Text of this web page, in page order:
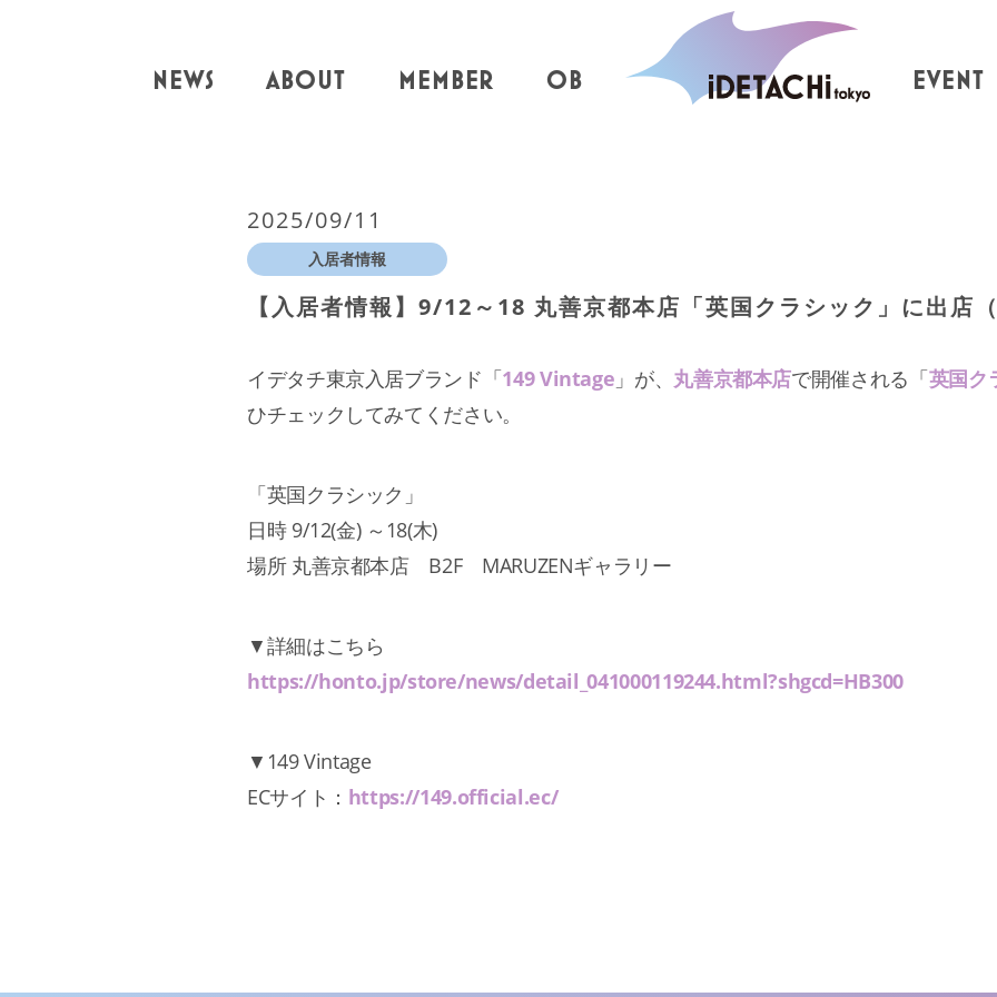
NEWS ABOUT MEMBER OB EVENT
2025/09/11
入居者情報
【入居者情報】9/12～18 丸善京都本店「英国クラシック」に出
イデタチ東京入居ブランド「149 Vintage 」が、 丸善京都本店で開催される「英国ク
ひチェックしてみてください。
「英国クラシック」
日時 9/12(金) ～18(木)
場所 丸善京都本店 B2F MARUZENギャラリー
▼詳細はこちら
https://honto.jp/store/news/detail_041000119244.html?shgcd=HB300
▼149 Vintage
ECサイト： https://149.official.ec/